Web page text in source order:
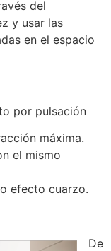
del
y usar las
en el espacio
por pulsación
máxima.
el mismo
efecto cuarzo.
De